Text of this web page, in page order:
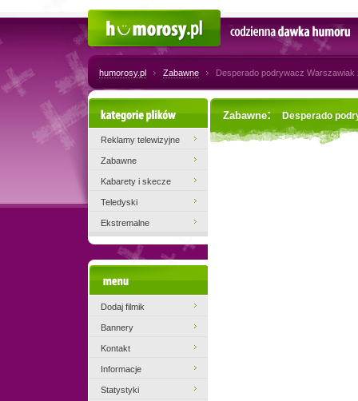
Codzienna dawka humoru
humorosy.pl Zabawne Desperado podrywacz Warszawiak
Zabawne: Desperado
Kategorie plików
Reklamy telewizyjne
Zabawne
Kabarety i skecze
Teledyski
Ekstremalne
Dodaj filmik
Bannery
Kontakt
Informacje
Statystyki